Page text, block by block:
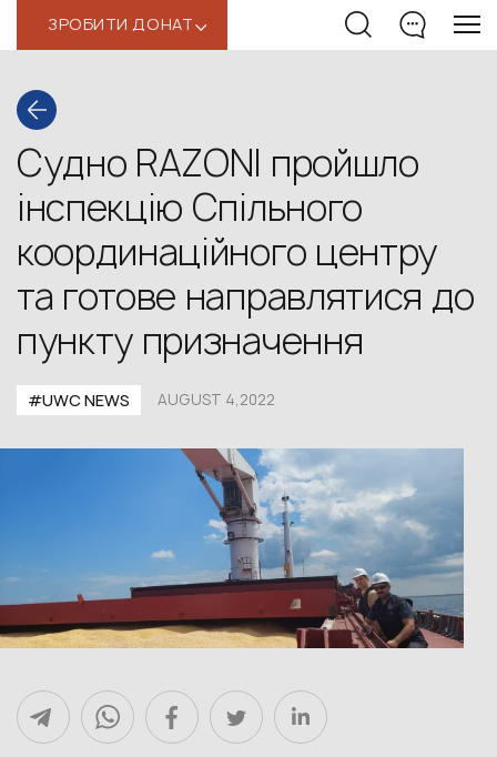
ЗРОБИТИ ДОНАТ‹
Судно RAZONI пройшло
інспекцію Спільного
координаційного центру
та готове направлятися до
пункту призначення
#UWС NEWS AUGUST 4,2022